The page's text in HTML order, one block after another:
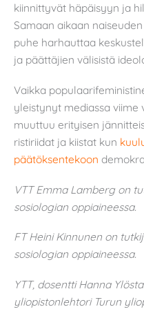
kiinnittyvät häpäisyyn ja
Samaan aikaan
puhe harhauttaa
ja päättäjien välisistä
Vaikka
yleistynyt mediassa viime
muuttuu erityisen
ristiriidat ja kiistat kun
päätöksentekoon
VTT Emma Lamberg on
sosiologian oppiaineessa.
FT Heini Kinnunen on
sosiologian oppiaineessa.
YTT, dosentti Hanna
yliopistonlehtori Turun